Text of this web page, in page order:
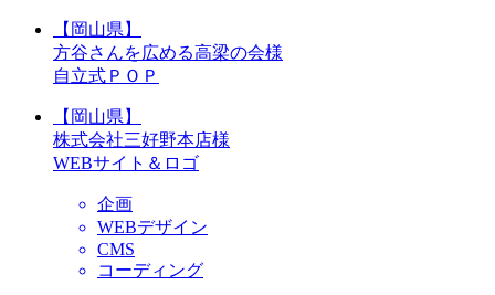
【岡山県】
方谷さんを広める高梁の会様
自立式ＰＯＰ
【岡山県】
株式会社三好野本店様
WEBサイト＆ロゴ
企画
WEBデザイン
CMS
コーディング